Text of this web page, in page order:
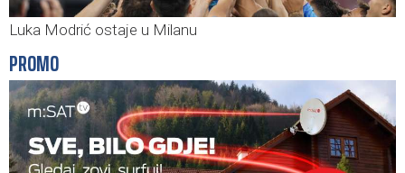
Luka Modrić ostaje u Milanu
PROMO